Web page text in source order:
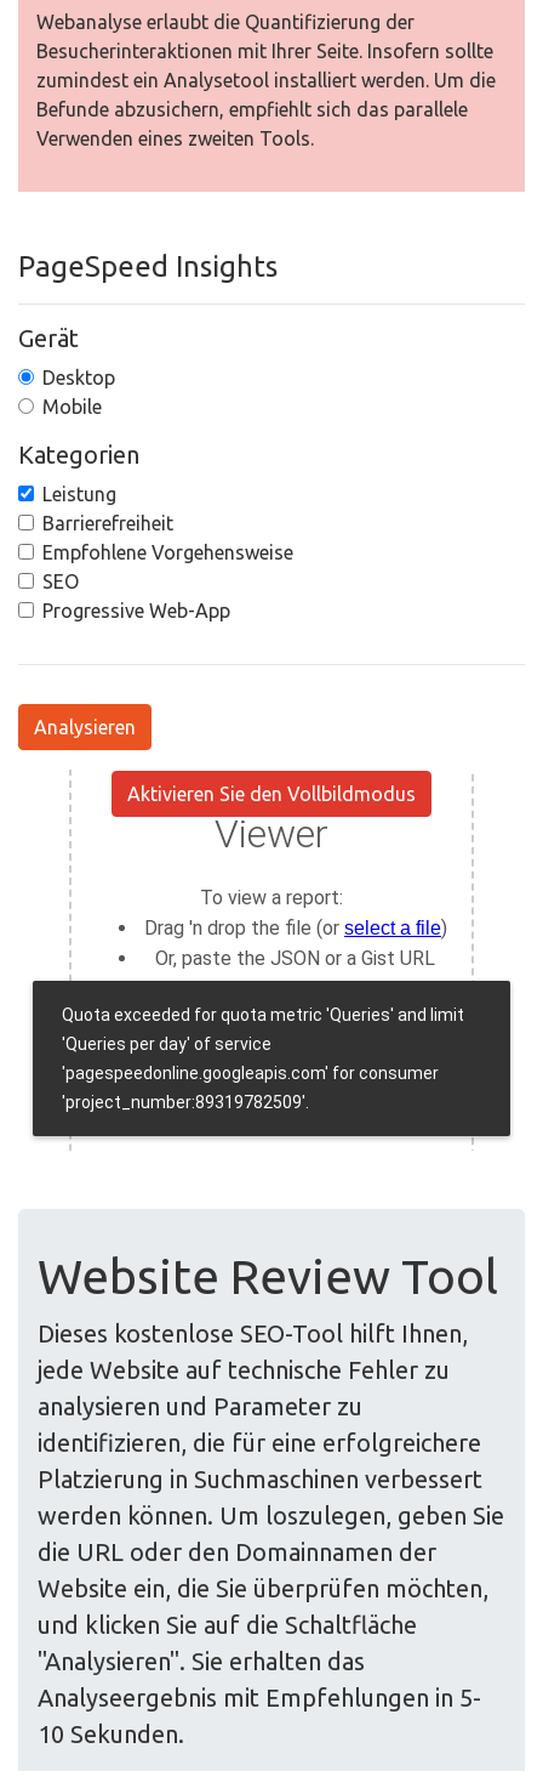
Webanalyse erlaubt die Quantifizierung der
Besucherinteraktionen mit Ihrer Seite. Insofern sollte
zumindest ein Analysetool installiert werden. Um die
Befunde abzusichern, empfiehlt sich das parallele
Verwenden eines zweiten Tools.
PageSpeed Insights
Gerät
Desktop
Mobile
Kategorien
Leistung
Barrierefreiheit
Empfohlene Vorgehensweise
SEO
Progressive Web-App
Analysieren
Aktivieren Sie den Vollbildmodus
Website Review Tool
Dieses kostenlose SEO-Tool hilft Ihnen,
jede Website auf technische Fehler zu
analysieren und Parameter zu
identifizieren, die für eine erfolgreichere
Platzierung in Suchmaschinen verbessert
werden können. Um loszulegen, geben Sie
die URL oder den Domainnamen der
Website ein, die Sie überprüfen möchten,
und klicken Sie auf die Schaltfläche
"Analysieren". Sie erhalten das
Analyseergebnis mit Empfehlungen in 5-
10 Sekunden.